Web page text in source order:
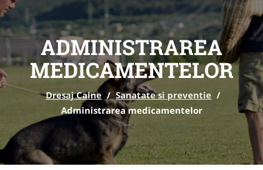
ADMINISTRAREA
MEDICAMENTELOR
Dresaj Caine / Sanatate si preventie /
Administrarea medicamentelor